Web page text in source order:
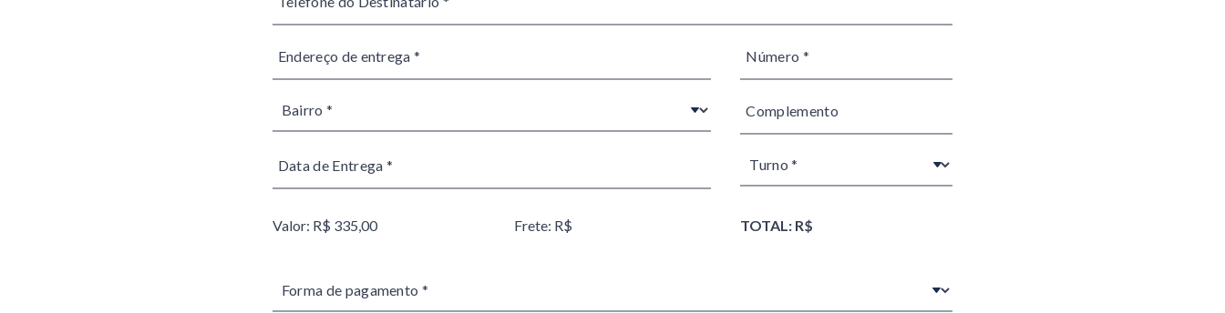
Valor: R$ 335,00 Frete: R$ TOTAL: R$